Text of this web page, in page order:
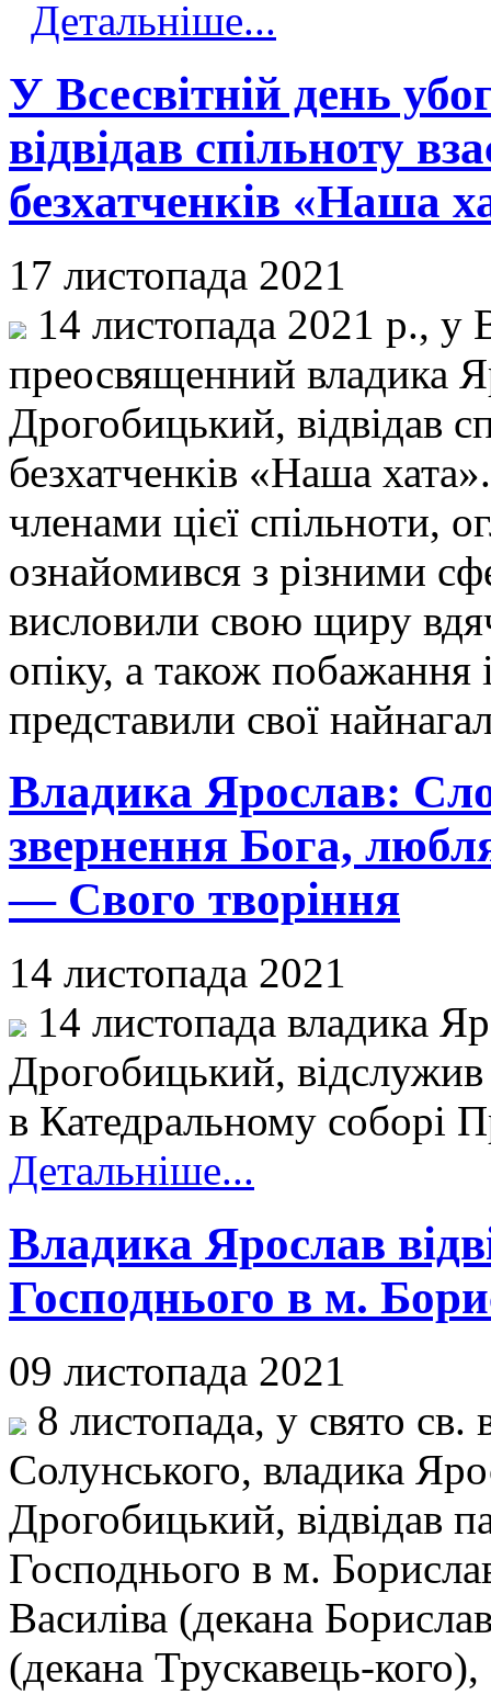
Детальніше...
У Всесвітній день
відвідав спільноту
безхатченків «Наша
17 листопада 2021
14 листопада 2021 р., у
преосвященний владика
Дрогобицький, відвідав
безхатченків «Наша
членами цієї спільноти,
ознайомився з різними
висловили свою щиру
опіку, а також побажання
представили свої
Владика Ярослав:
звернення Бога,
— Свого творіння
14 листопада 2021
14 листопада владика
Дрогобицький,
в Катедральному соборі
Детальніше...
Владика Ярослав
Господнього в м.
09 листопада 2021
8 листопада, у свято
Солунського, владика
Дрогобицький, відвідав
Господнього в м.
Василіва (декана
(декана Трускавець-